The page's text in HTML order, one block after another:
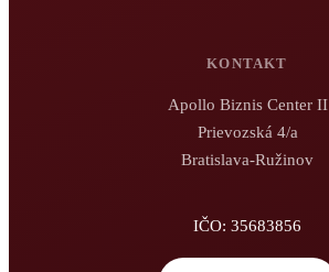
KONTAKT
Apollo Biznis Center II
Prievozská 4/a
Bratislava-Ružinov
IČO: 35683856